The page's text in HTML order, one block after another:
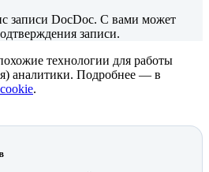
записи DocDoc. С вами может
записи.
технологии для работы
аналитики. Подробнее — в
.